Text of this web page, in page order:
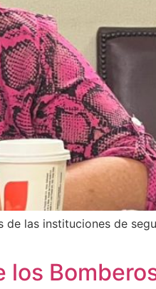
las instituciones de
los